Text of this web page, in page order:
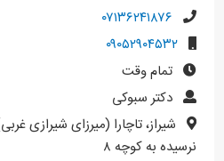
۰۷۱۳۶۲۴۱۸۷۶
۰۹۰۵۲۹۰۴۵۳۲
تمام وقت
دکتر سبوکی
شیراز، تاچارا (میرزای شیرازی
نرسیده به کوچه ۸